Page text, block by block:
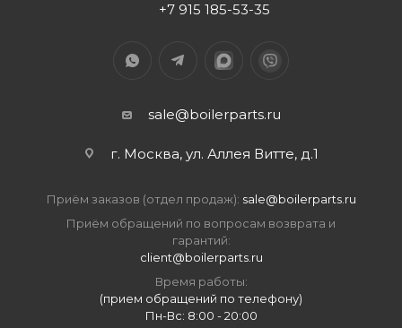
+7 915 185-53-35
sale@boilerparts.ru
г. Москва, ул. Аллея Витте, д.1
Приём заказов (отдел продаж): sale@boilerparts.ru
Приём обращений по вопросам возврата и
гарантий:
client@boilerparts.ru
Время работы:
(прием обращений по телефону)
Пн-Вс: 8:00 - 20:00